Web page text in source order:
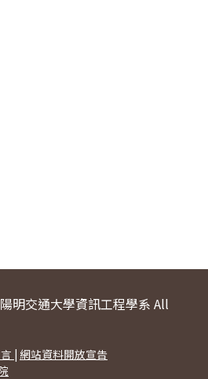
明交通大學資訊工程學系 All
| 網站資料開放宣告